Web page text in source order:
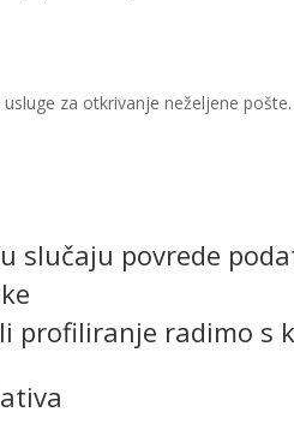
za otkrivanje neželjene pošte.
slučaju povrede
profiliranje radimo s